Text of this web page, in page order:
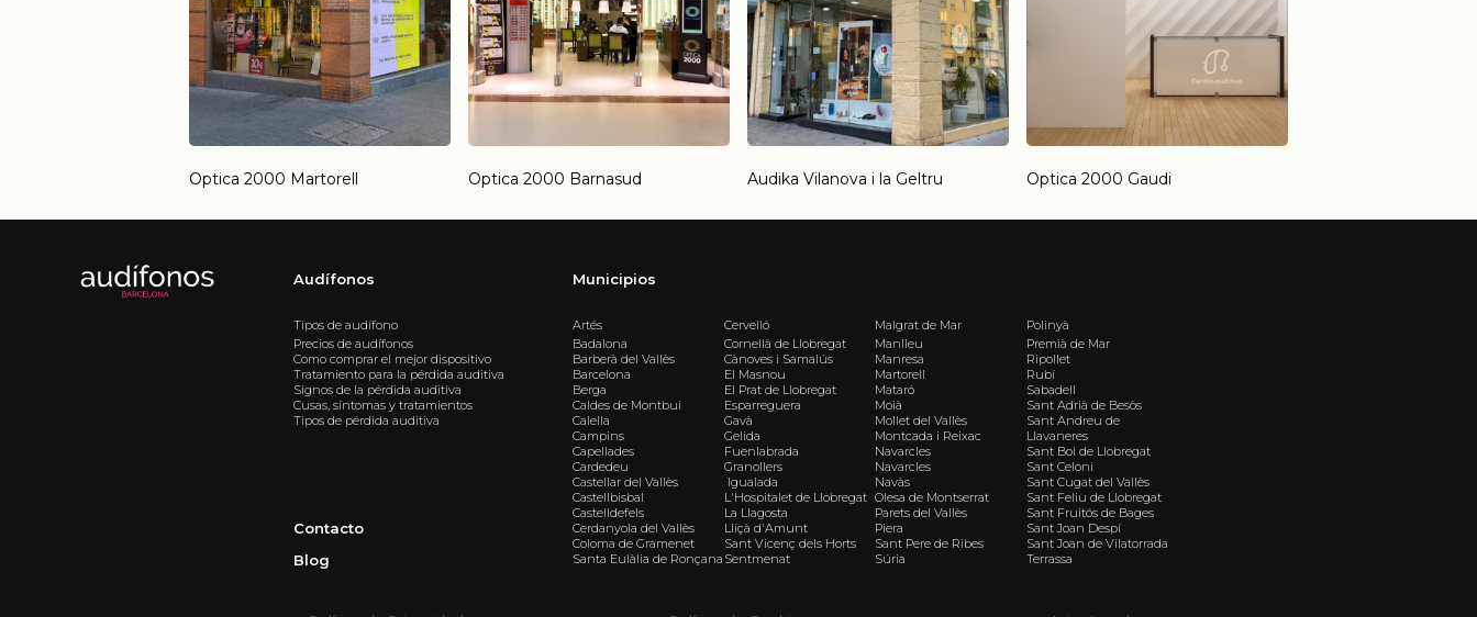
Optica 2000 Martorell Optica 2000 Barnasud Audika Vilanova i la Geltru Optica 2000 Gaudi
Audífonos
Tipos de audífono
Precios de audífonos
Como comprar el mejor dispositivo
Tratamiento para la pérdida auditiva
Signos de la pérdida auditiva
Cusas, síntomas y tratamientos
Tipos de pérdida auditiva
Contacto
Blog
Municipios
Artés
Badalona
Barberà del Vallès
Barcelona
Berga
Caldes de Montbui
Calella
Campins
Capellades
Cardedeu
Castellar del Vallès
Castellbisbal
Castelldefels
Cerdanyola del Vallès
Coloma de Gramenet
Santa Eulàlia de Ronçana
Cervelló
Cornellà de Llobregat
Cànoves i Samalús
El Masnou
El Prat de Llobregat
Esparreguera
Gavà
Gelida
Fuenlabrada
Granollers
Igualada
L'Hospitalet de Llobregat
La Llagosta
Lliçà d'Amunt
Sant Vicenç dels Horts
Sentmenat
Malgrat de Mar
Manlleu
Manresa
Martorell
Mataró
Moià
Mollet del Vallès
Montcada i Reixac
Navarcles
Navarcles
Navàs
Olesa de Montserrat
Parets del Vallès
Piera
Sant Pere de Ribes
Súria
Polinyà
Premià de Mar
Ripollet
Rubí
Sabadell
Sant Adrià de Besòs
Sant Andreu de
Llavaneres
Sant Boi de Llobregat
Sant Celoni
Sant Cugat del Vallès
Sant Feliu de Llobregat
Sant Fruitós de Bages
Sant Joan Despí
Sant Joan de Vilatorrada
Terrassa